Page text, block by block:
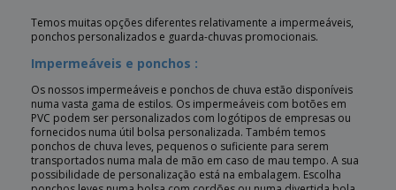
Temos muitas opções diferentes relativamente a impermeáveis,
ponchos personalizados e guarda-chuvas promocionais.
Impermeáveis e ponchos :
Os nossos impermeáveis e ponchos de chuva estão disponíveis
numa vasta gama de estilos. Os impermeáveis com botões em
PVC podem ser personalizados com logótipos de empresas ou
fornecidos numa útil bolsa personalizada. Também temos
ponchos de chuva leves, pequenos o suficiente para serem
transportados numa mala de mão em caso de mau tempo. A sua
possibilidade de personalização está na embalagem. Escolha